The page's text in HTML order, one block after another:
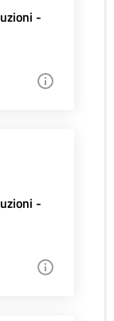
-
-